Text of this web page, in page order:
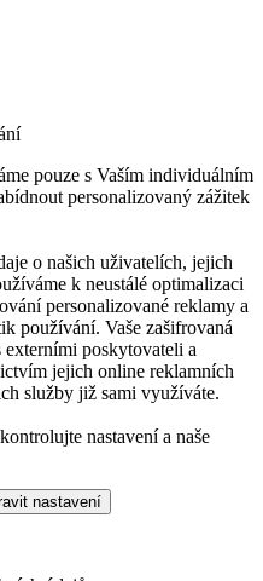
pouze s Vaším individuálním
personalizovaný zážitek
o našich uživatelích, jejich
k neustálé optimalizaci
personalizované reklamy a
používání. Vaše zašifrovaná
externími poskytovateli a
jejich online reklamních
služby již sami využíváte.
nastavení a naše
nastavení